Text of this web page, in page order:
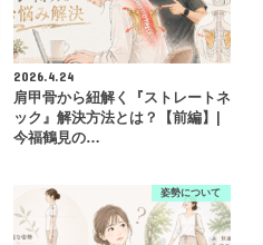
2026.4.24
肩甲骨から紐解く『ストレートネ
ック』解決方法とは？【前編】|
今福鶴見の…
姿勢について